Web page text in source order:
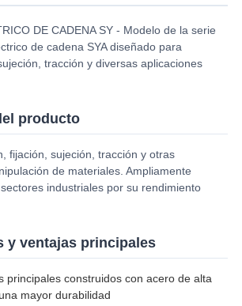
DE CADENA SY - Modelo de la serie
de cadena SYA diseñado para
tracción y diversas aplicaciones
producto
fijación, sujeción, tracción y otras
de materiales. Ampliamente
industriales por su rendimiento
y ventajas principales
principales construidos con acero de alta
mayor durabilidad